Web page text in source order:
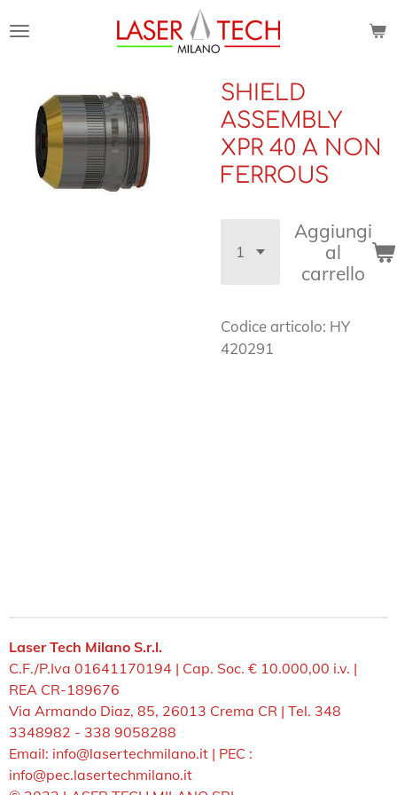
al
SHIELD
ASSEMBLY
XPR 40 A NON
FERROUS
Aggiungi
al
carrello
Codice articolo: HY
420291
Laser Tech Milano S.r.l.
C.F./P.Iva 01641170194 | Cap. Soc. € 10.000,00 i.v. |
REA CR-189676
Via Armando Diaz, 85, 26013 Crema CR | Tel. 348
3348982 - 338 9058288
Email: info@lasertechmilano.it | PEC :
info@pec.lasertechmilano.it